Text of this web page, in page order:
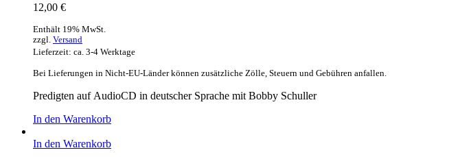
12,00 €
Enthält 19% MwSt.
zzgl. Versand
Lieferzeit: ca. 3-4 Werktage
Bei Lieferungen in Nicht-EU-Länder können zusätzliche Zölle, Steuern und Gebühren anfallen.
Predigten auf AudioCD in deutscher Sprache mit Bobby Schuller
In den Warenkorb
In den Warenkorb